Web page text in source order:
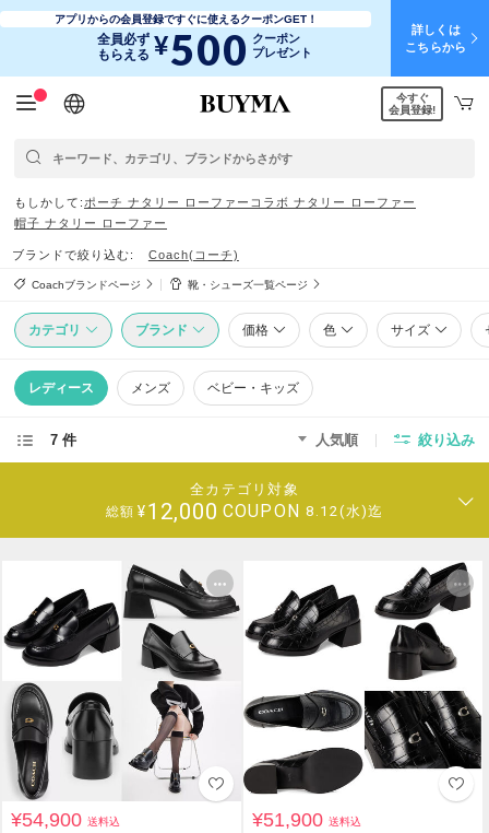
アプリからの会員登録ですぐに使えるクーポンGET！
全員必ず
もらえる ¥500 クーポン
プレゼント
詳しくは
こちらから
日本語
English
简体中文
繁體中文
今すぐ
会員登録!
もしかして ポーチ ナタリー ローファー コラボ ナタリー ローファー
帽子 ナタリー ローファー
ブランドで絞り込む Coach(コーチ)
Coachブランドページ 靴・シューズ一覧ページ
カテゴリ ブランド 価格 色 サイズ
レディース メンズ ベビー・キッズ
7 件 人気順 絞り込み
全カテゴリ対象
総額 ¥12,000 COUPON 8.12(水)迄
¥54,900送料込 ¥51,900送料込